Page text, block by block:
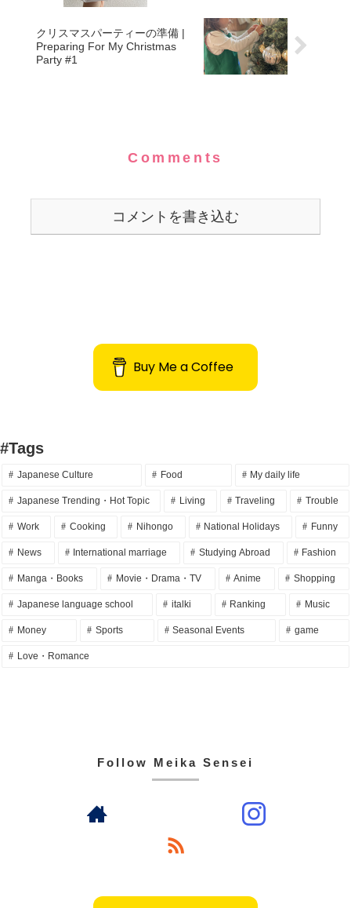
クリスマスパーティーの準備 |
Preparing For My Christmas
Party #1
Comments
コメントを書き込む
Buy Me a Coffee
#Tags
Japanese Culture Food My daily life
Japanese Trending・Hot Topic Living Traveling Trouble
Work Cooking Nihongo National Holidays Funny
News International marriage Studying Abroad Fashion
Manga・Books Movie・Drama・TV Anime Shopping
Japanese language school italki Ranking Music
Money Sports Seasonal Events game
Love・Romance
Follow Meika Sensei